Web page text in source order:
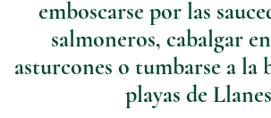
emboscarse por las
salmoneros, cabalgar
asturcones o tumbarse a la
playas de